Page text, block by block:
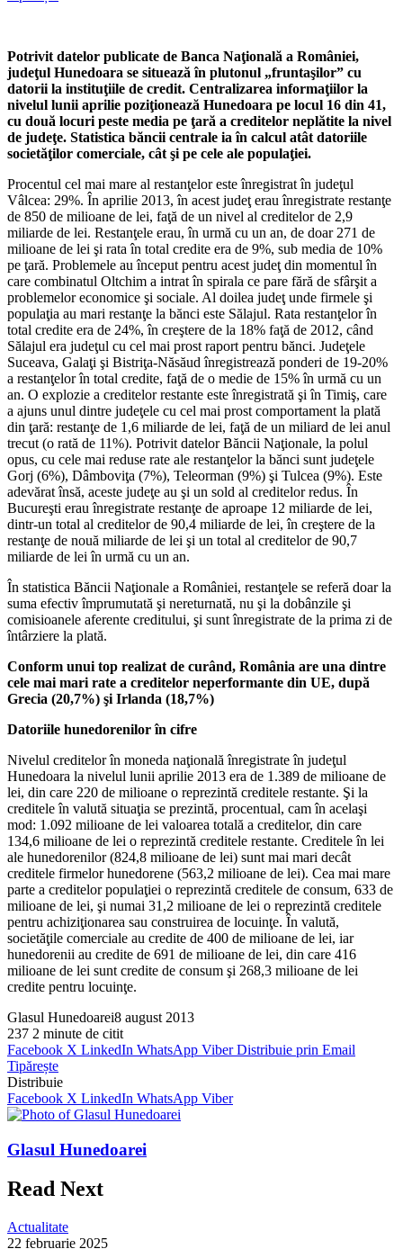
Potrivit datelor publicate de Banca Naţională a României,
judeţul Hunedoara se situează în plutonul „fruntaşilor” cu
datorii la instituţiile de credit. Centralizarea informaţiilor la
nivelul lunii aprilie poziţionează Hunedoara pe locul 16 din 41,
cu două locuri peste media pe ţară a creditelor neplătite la nivel
de judeţe. Statistica băncii centrale ia în calcul atât datoriile
societăţilor comerciale, cât şi pe cele ale populaţiei.
Procentul cel mai mare al restanţelor este înregistrat în judeţul
Vâlcea: 29%. În aprilie 2013, în acest judeţ erau înregistrate restanţe
de 850 de milioane de lei, faţă de un nivel al creditelor de 2,9
miliarde de lei. Restanţele erau, în urmă cu un an, de doar 271 de
milioane de lei şi rata în total credite era de 9%, sub media de 10%
pe ţară. Problemele au început pentru acest judeţ din momentul în
care combinatul Oltchim a intrat în spirala ce pare fără de sfârşit a
problemelor economice şi sociale. Al doilea judeţ unde firmele şi
populaţia au mari restanţe la bănci este Sălajul. Rata restanţelor în
total credite era de 24%, în creştere de la 18% faţă de 2012, când
Sălajul era judeţul cu cel mai prost raport pentru bănci. Judeţele
Suceava, Galaţi şi Bistriţa-Năsăud înregistrează ponderi de 19-20%
a restanţelor în total credite, faţă de o medie de 15% în urmă cu un
an. O explozie a creditelor restante este înregistrată şi în Timiş, care
a ajuns unul dintre judeţele cu cel mai prost comportament la plată
din ţară: restanţe de 1,6 miliarde de lei, faţă de un miliard de lei anul
trecut (o rată de 11%). Potrivit datelor Băncii Naţionale, la polul
opus, cu cele mai reduse rate ale restanţelor la bănci sunt judeţele
Gorj (6%), Dâmboviţa (7%), Teleorman (9%) şi Tulcea (9%). Este
adevărat însă, aceste judeţe au şi un sold al creditelor redus. În
Bucureşti erau înregistrate restanţe de aproape 12 miliarde de lei,
dintr-un total al creditelor de 90,4 miliarde de lei, în creştere de la
restanţe de nouă miliarde de lei şi un total al creditelor de 90,7
miliarde de lei în urmă cu un an.
În statistica Băncii Naţionale a României, restanţele se referă doar la
suma efectiv împrumutată şi nereturnată, nu şi la dobânzile şi
comisioanele aferente creditului, şi sunt înregistrate de la prima zi de
întârziere la plată.
Conform unui top realizat de curând, România are una dintre
cele mai mari rate a creditelor neperformante din UE, după
Grecia (20,7%) şi Irlanda (18,7%)
Datoriile hunedorenilor în cifre
Nivelul creditelor în moneda naţională înregistrate în judeţul
Hunedoara la nivelul lunii aprilie 2013 era de 1.389 de milioane de
lei, din care 220 de milioane o reprezintă creditele restante. Şi la
creditele în valută situaţia se prezintă, procentual, cam în acelaşi
mod: 1.092 milioane de lei valoarea totală a creditelor, din care
134,6 milioane de lei o reprezintă creditele restante. Creditele în lei
ale hunedorenilor (824,8 milioane de lei) sunt mai mari decât
creditele firmelor hunedorene (563,2 milioane de lei). Cea mai mare
parte a creditelor populaţiei o reprezintă creditele de consum, 633 de
milioane de lei, şi numai 31,2 milioane de lei o reprezintă creditele
pentru achiziţionarea sau construirea de locuinţe. În valută,
societăţile comerciale au credite de 400 de milioane de lei, iar
hunedorenii au credite de 691 de milioane de lei, din care 416
milioane de lei sunt credite de consum şi 268,3 milioane de lei
credite pentru locuinţe.
Glasul Hunedoarei8 august 2013
237 2 minute de citit
Facebook X LinkedIn WhatsApp Viber Distribuie prin Email
Tipărește
Distribuie
Facebook X LinkedIn WhatsApp Viber
Glasul Hunedoarei
Read Next
Actualitate
22 februarie 2025